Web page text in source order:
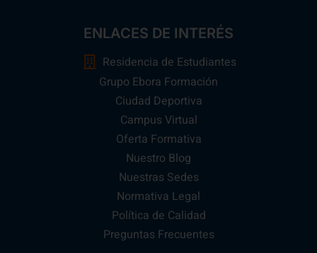
ENLACES DE INTERÉS
Residencia de Estudiantes
Grupo Ebora Formación
Ciudad Deportiva
Campus Virtual
Oferta Formativa
Nuestro Blog
Nuestras Sedes
Normativa Legal
Política de Calidad
Preguntas Frecuentes